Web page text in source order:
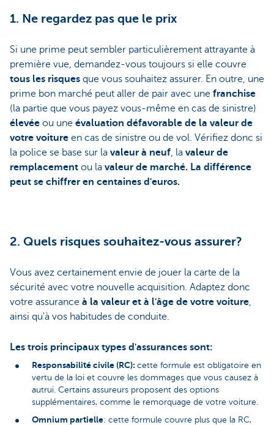
1. Ne regardez pas que le prix
Si une prime peut sembler particulièrement attrayante à
première vue, demandez-vous toujours si elle couvre
tous les risques que vous souhaitez assurer. En outre, une
prime bon marché peut aller de pair avec une franchise
(la partie que vous payez vous-même en cas de sinistre)
élevée ou une évaluation défavorable de la valeur de
votre voiture en cas de sinistre ou de vol. Vérifiez donc si
la police se base sur la valeur à neuf, la valeur de
remplacement ou la valeur de marché. La différence
peut se chiffrer en centaines d'euros.
2. Quels risques souhaitez-vous assurer?
Vous avez certainement envie de jouer la carte de la
sécurité avec votre nouvelle acquisition. Adaptez donc
votre assurance à la valeur et à l'âge de votre voiture,
ainsi qu'à vos habitudes de conduite.
Les trois principaux types d'assurances sont:
Responsabilité civile (RC): cette formule est obligatoire en
vertu de la loi et couvre les dommages que vous causez à
autrui. Certains assureurs proposent des options
supplémentaires, comme le remorquage de votre voiture.
Omnium partielle: cette formule couvre plus que la RC,